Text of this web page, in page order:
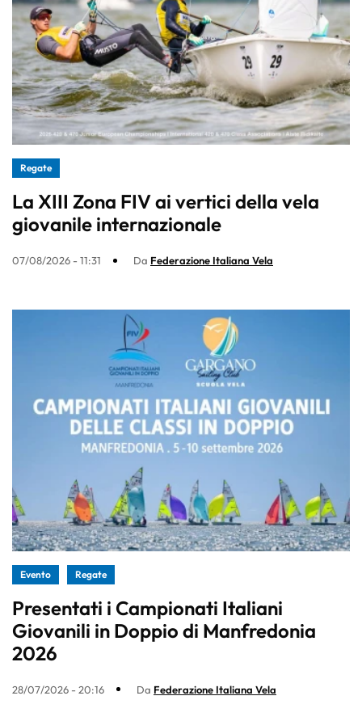
Regate
La XIII Zona FIV ai vertici della vela
giovanile internazionale
07/08/2026 - 11:31 Da Federazione Italiana Vela
Evento Regate
Presentati i Campionati Italiani
Giovanili in Doppio di Manfredonia
2026
28/07/2026 - 20:16 Da Federazione Italiana Vela